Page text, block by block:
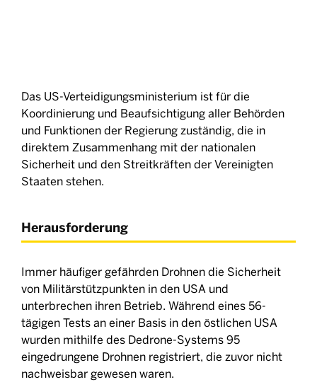
Das US-Verteidigungsministerium ist für die
Koordinierung und Beaufsichtigung aller Behörden
und Funktionen der Regierung zuständig, die in
direktem Zusammenhang mit der nationalen
Sicherheit und den Streitkräften der Vereinigten
Staaten stehen.
Herausforderung
Immer häufiger gefährden Drohnen die Sicherheit
von Militärstützpunkten in den USA und
unterbrechen ihren Betrieb. Während eines 56-
tägigen Tests an einer Basis in den östlichen USA
wurden mithilfe des Dedrone-Systems 95
eingedrungene Drohnen registriert, die zuvor nicht
nachweisbar gewesen waren.